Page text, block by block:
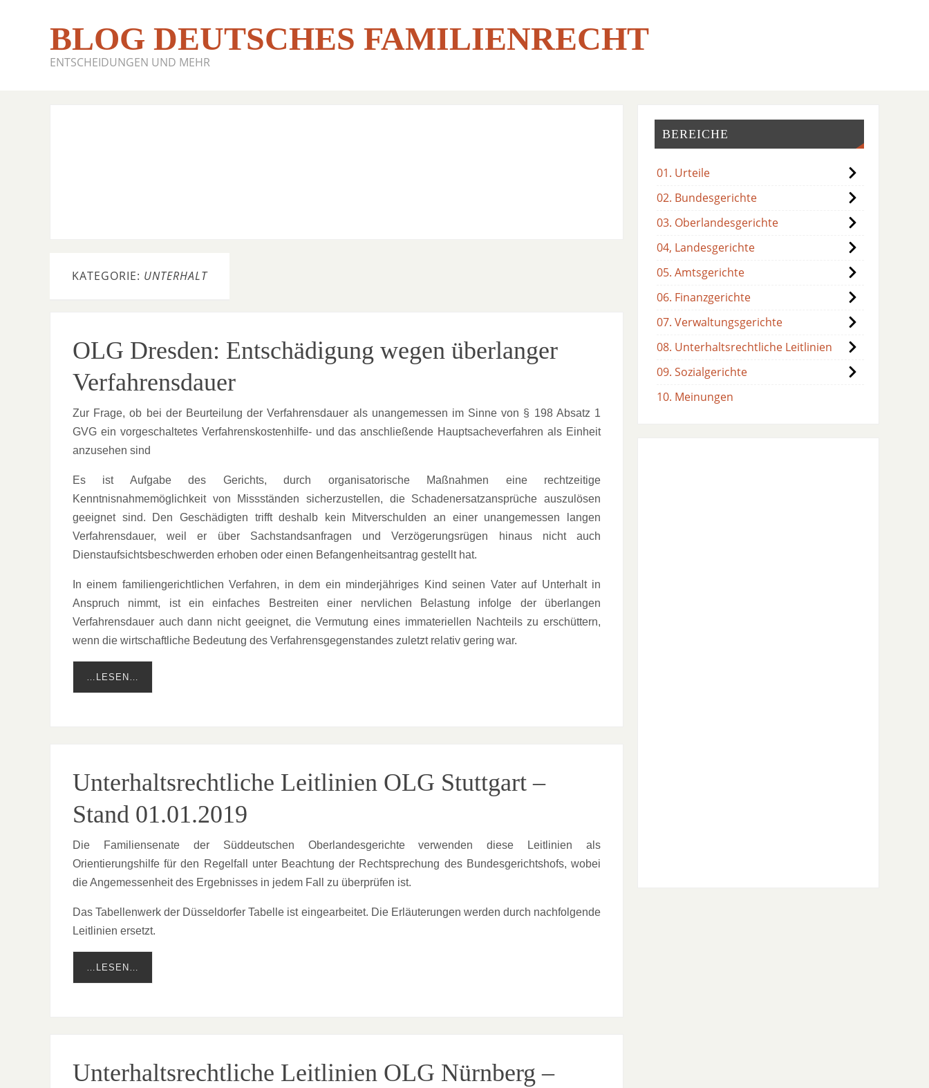
BLOG DEUTSCHES FAMILIENRECHT
ENTSCHEIDUNGEN UND MEHR
KATEGORIE: UNTERHALT
OLG Dresden: Entschädigung wegen überlanger
Verfahrensdauer
Zur Frage, ob bei der Beurteilung der Verfahrensdauer als unangemessen im Sinne von § 198 Absatz 1
GVG ein vorgeschaltetes Verfahrenskostenhilfe- und das anschließende Hauptsacheverfahren als Einheit
anzusehen sind
Es ist Aufgabe des Gerichts, durch organisatorische Maßnahmen eine rechtzeitige
Kenntnisnahmemöglichkeit von Missständen sicherzustellen, die Schadenersatzansprüche auszulösen
geeignet sind. Den Geschädigten trifft deshalb kein Mitverschulden an einer unangemessen langen
Verfahrensdauer, weil er über Sachstandsanfragen und Verzögerungsrügen hinaus nicht auch
Dienstaufsichtsbeschwerden erhoben oder einen Befangenheitsantrag gestellt hat.
In einem familiengerichtlichen Verfahren, in dem ein minderjähriges Kind seinen Vater auf Unterhalt in
Anspruch nimmt, ist ein einfaches Bestreiten einer nervlichen Belastung infolge der überlangen
Verfahrensdauer auch dann nicht geeignet, die Vermutung eines immateriellen Nachteils zu erschüttern,
wenn die wirtschaftliche Bedeutung des Verfahrensgegenstandes zuletzt relativ gering war.
…LESEN…
Unterhaltsrechtliche Leitlinien OLG Stuttgart –
Stand 01.01.2019
Die Familiensenate der Süddeutschen Oberlandesgerichte verwenden diese Leitlinien als
Orientierungshilfe für den Regelfall unter Beachtung der Rechtsprechung des Bundesgerichtshofs, wobei
die Angemessenheit des Ergebnisses in jedem Fall zu überprüfen ist.
Das Tabellenwerk der Düsseldorfer Tabelle ist eingearbeitet. Die Erläuterungen werden durch nachfolgende
Leitlinien ersetzt.
…LESEN…
Unterhaltsrechtliche Leitlinien OLG Nürnberg –
BEREICHE
01. Urteile
02. Bundesgerichte
03. Oberlandesgerichte
04, Landesgerichte
05. Amtsgerichte
06. Finanzgerichte
07. Verwaltungsgerichte
08. Unterhaltsrechtliche Leitlinien
09. Sozialgerichte
10. Meinungen